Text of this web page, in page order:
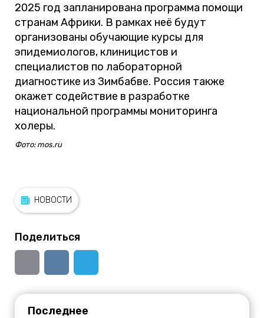
2025 год запланирована программа помощи
странам Африки. В рамках неё будут
организованы обучающие курсы для
эпидемиологов, клиницистов и
специалистов по лабораторной
диагностике из Зимбабве. Россия также
окажет содействие в разработке
национальной программы мониторинга
холеры.
Фото: mos.ru
НОВОСТИ
Поделиться
Последнее